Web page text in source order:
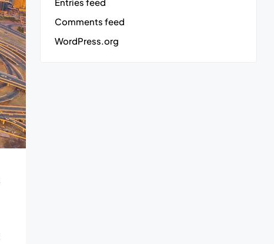
Comments feed
WordPress.org